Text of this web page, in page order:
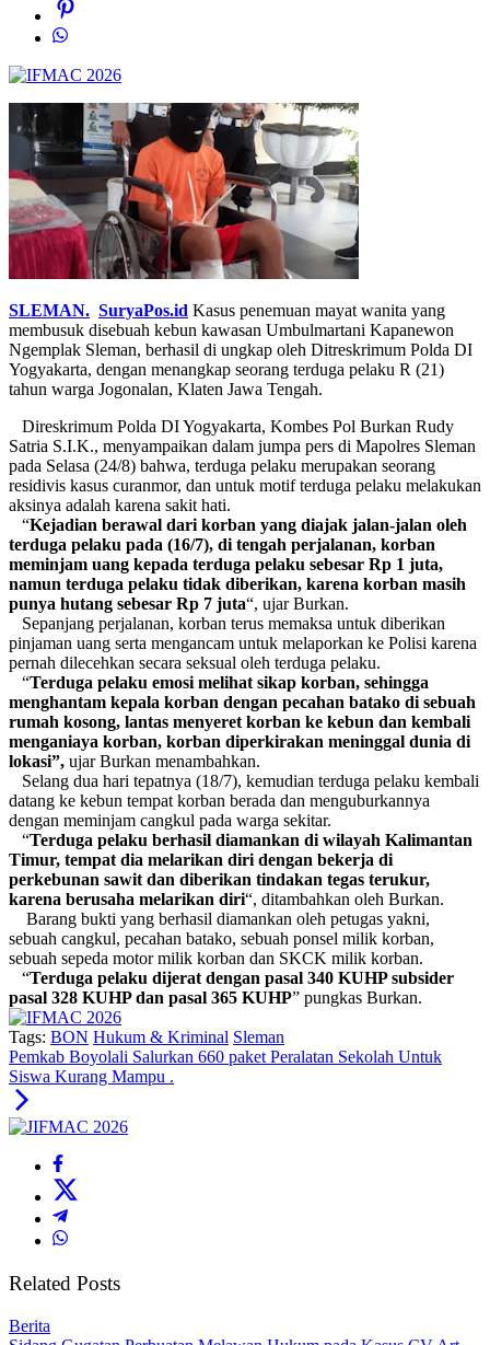
SLEMAN. SuryaPos.id Kasus penemuan mayat wanita yang
membusuk disebuah kebun kawasan Umbulmartani Kapanewon
Ngemplak Sleman, berhasil di ungkap oleh Ditreskrimum Polda DI
Yogyakarta, dengan menangkap seorang terduga pelaku R (21)
tahun warga Jogonalan, Klaten Jawa Tengah.
Direskrimum Polda DI Yogyakarta, Kombes Pol Burkan Rudy
Satria S.I.K., menyampaikan dalam jumpa pers di Mapolres Sleman
pada Selasa (24/8) bahwa, terduga pelaku merupakan seorang
residivis kasus curanmor, dan untuk motif terduga pelaku melakukan
aksinya adalah karena sakit hati.
“Kejadian berawal dari korban yang diajak jalan-jalan oleh
terduga pelaku pada (16/7), di tengah perjalanan, korban
meminjam uang kepada terduga pelaku sebesar Rp 1 juta,
namun terduga pelaku tidak diberikan, karena korban masih
punya hutang sebesar Rp 7 juta“, ujar Burkan.
Sepanjang perjalanan, korban terus memaksa untuk diberikan
pinjaman uang serta mengancam untuk melaporkan ke Polisi karena
pernah dilecehkan secara seksual oleh terduga pelaku.
“Terduga pelaku emosi melihat sikap korban, sehingga
menghantam kepala korban dengan pecahan batako di sebuah
rumah kosong, lantas menyeret korban ke kebun dan kembali
menganiaya korban, korban diperkirakan meninggal dunia di
lokasi”, ujar Burkan menambahkan.
Selang dua hari tepatnya (18/7), kemudian terduga pelaku kembali
datang ke kebun tempat korban berada dan menguburkannya
dengan meminjam cangkul pada warga sekitar.
“Terduga pelaku berhasil diamankan di wilayah Kalimantan
Timur, tempat dia melarikan diri dengan bekerja di
perkebunan sawit dan diberikan tindakan tegas terukur,
karena berusaha melarikan diri“, ditambahkan oleh Burkan.
Barang bukti yang berhasil diamankan oleh petugas yakni,
sebuah cangkul, pecahan batako, sebuah ponsel milik korban,
sebuah sepeda motor milik korban dan SKCK milik korban.
“Terduga pelaku dijerat dengan pasal 340 KUHP subsider
pasal 328 KUHP dan pasal 365 KUHP” pungkas Burkan.
Tags: BON Hukum & Kriminal Sleman
Pemkab Boyolali Salurkan 660 paket Peralatan Sekolah Untuk
Siswa Kurang Mampu .
Related Posts
Berita